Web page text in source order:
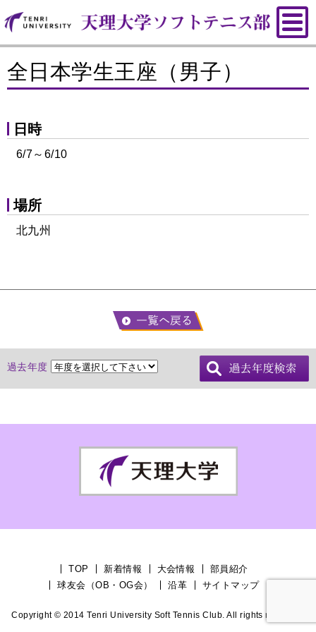
全日本学生王座（男子）
日時
6/7～6/10
場所
北九州
過去年度
TOP 新着情報 大会情報
部員紹介
球友会（OB・OG会）
沿革 サイトマップ
Copyright © 2014 Tenri University Soft Tennis Club. All rights reserved.